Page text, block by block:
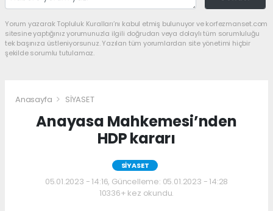
Yorum yazarak Topluluk Kuralları’nı kabul etmiş bulunuyor ve korfezmanset.com
sitesine yaptığınız yorumunuzla ilgili doğrudan veya dolaylı tüm sorumluluğu
tek başınıza üstleniyorsunuz. Yazılan tüm yorumlardan site yönetimi hiçbir
şekilde sorumlu tutulamaz.
Anasayfa SİYASET
Anayasa Mahkemesi’nden
HDP kararı
SİYASET
05.01.2023 - 14:16, Güncelleme: 05.01.2023 - 14:28
10336+ kez okundu.